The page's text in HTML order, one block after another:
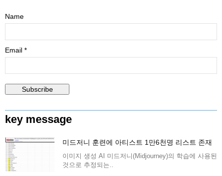
Name
Email *
key message
미드저니 훈련에 아티스트 1만6천명 리스트 존재
이미지 생성 AI 미드저니(Midjourney)의 학습에 사용된
것으로 추정되는..